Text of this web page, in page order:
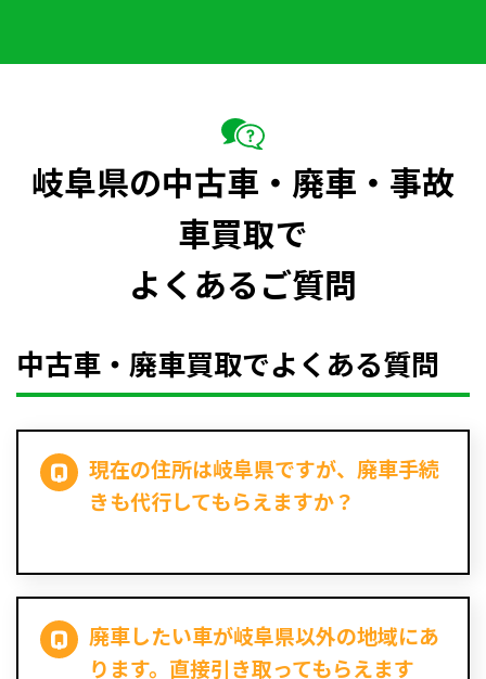
岐阜県の中古車・廃車・事故
車買取で
よくあるご質問
中古車・廃車買取でよくある質問
現在の住所は岐阜県ですが、廃車手続
きも代行してもらえますか？
廃車したい車が岐阜県以外の地域にあ
ります。直接引き取ってもらえます